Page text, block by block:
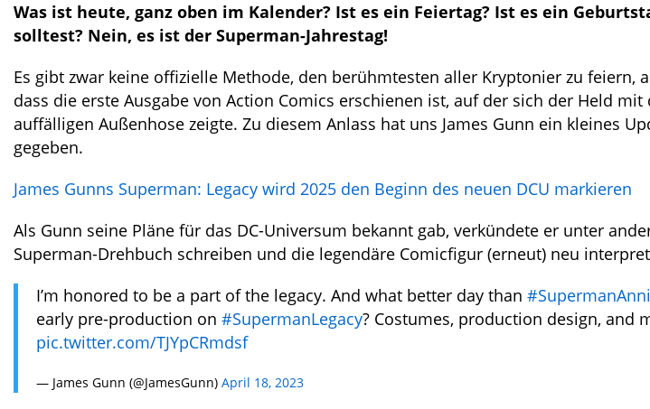
Was ist heute, ganz oben im Kalender? Ist es ein Feiertag? Ist es ein
solltest? Nein, es ist der Superman-Jahrestag!
Es gibt zwar keine offizielle Methode, den berühmtesten aller Kryptonier zu feiern,
dass die erste Ausgabe von Action Comics erschienen ist, auf der sich der Held
auffälligen Außenhose zeigte. Zu diesem Anlass hat uns James Gunn ein kleines
gegeben.
James Gunns Superman: Legacy wird 2025 den Beginn des neuen DCU markieren
Als Gunn seine Pläne für das DC-Universum bekannt gab, verkündete er unter
Superman-Drehbuch schreiben und die legendäre Comicfigur (erneut) neu
I’m honored to be a part of the legacy. And what better day than
early pre-production on #SupermanLegacy? Costumes, production design, and
pic.twitter.com/TJYpCRmdsf
— James Gunn (@JamesGunn) April 18, 2023